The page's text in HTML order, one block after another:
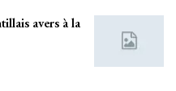
avers à la